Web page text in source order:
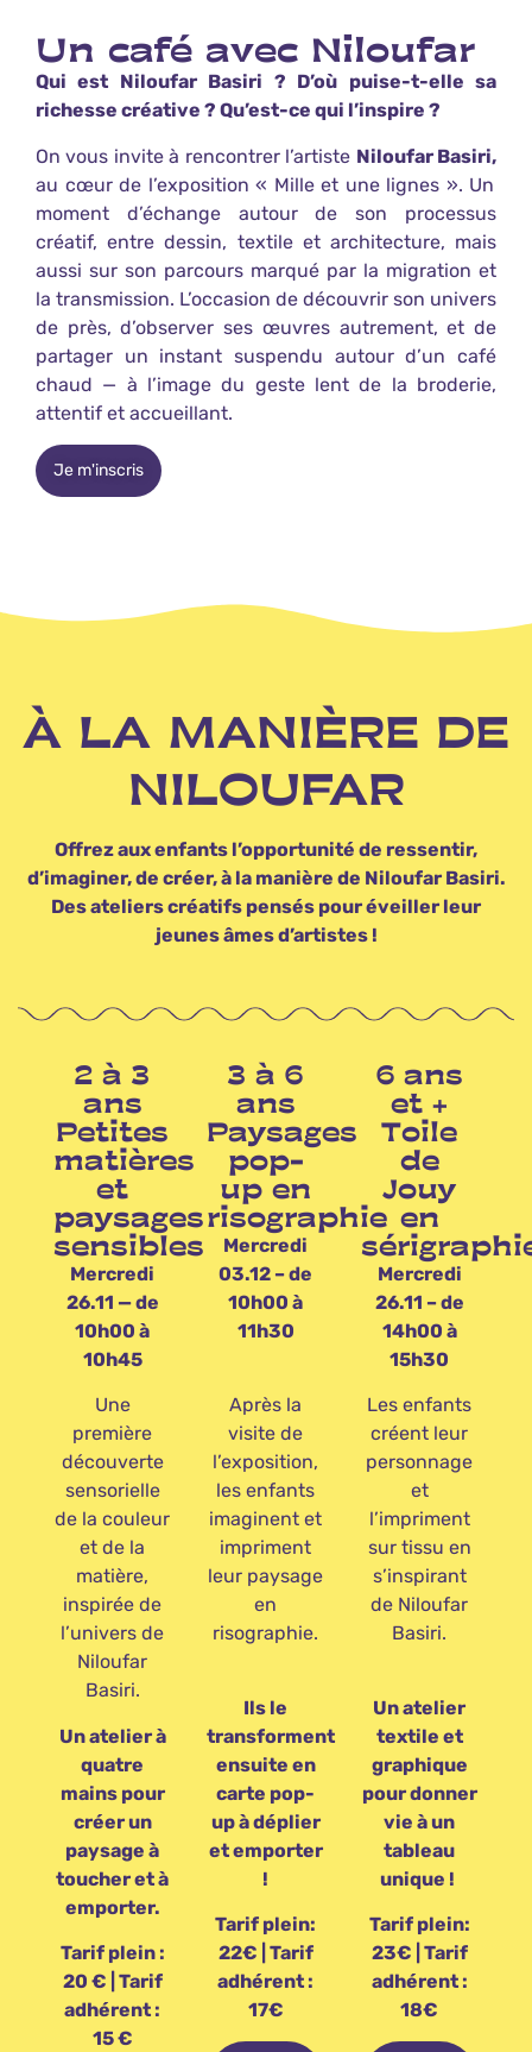
Un café avec Niloufar
Qui est Niloufar Basiri ? D’où puise-t-elle sa
richesse créative ? Qu’est-ce qui l’inspire ?
On vous invite à rencontrer l’artiste Niloufar Basiri,
au cœur de l’exposition « Mille et une lignes ». Un
moment d’échange autour de son processus
créatif, entre dessin, textile et architecture, mais
aussi sur son parcours marqué par la migration et
la transmission. L’occasion de découvrir son univers
de près, d’observer ses œuvres autrement, et de
partager un instant suspendu autour d’un café
chaud — à l’image du geste lent de la broderie,
attentif et accueillant.
Je m'inscris
À LA MANIÈRE DE
NILOUFAR
Offrez aux enfants l’opportunité de ressentir,
d’imaginer, de créer, à la manière de Niloufar Basiri.
Des ateliers créatifs pensés pour éveiller leur
jeunes âmes d’artistes !
2 à 3
ans
Petites
matières
et
paysages
sensibles
Mercredi
26.11 — de
10h00 à
10h45
Une
première
découverte
sensorielle
de la couleur
et de la
matière,
inspirée de
l’univers de
Niloufar
Basiri.
Un atelier à
quatre
mains pour
créer un
paysage à
toucher et à
emporter.
Tarif plein :
20 € | Tarif
adhérent :
15 €
3 à 6
ans
Paysages
pop-
up en
risographie
Mercredi
03.12 – de
10h00 à
11h30
Après la
visite de
l’exposition,
les enfants
imaginent et
impriment
leur paysage
en
risographie.
Ils le
transforment
ensuite en
carte pop-
up à déplier
et emporter
!
Tarif plein:
22€ | Tarif
adhérent :
17€
6 ans
et +
Toile
de
Jouy
en
Mercredi
26.11 – de
14h00 à
15h30
Les enfants
créent leur
personnage
et
l’impriment
sur tissu en
s’inspirant
de Niloufar
Basiri.
Un atelier
textile et
graphique
pour donner
vie à un
tableau
unique !
Tarif plein:
23€ | Tarif
adhérent :
18€